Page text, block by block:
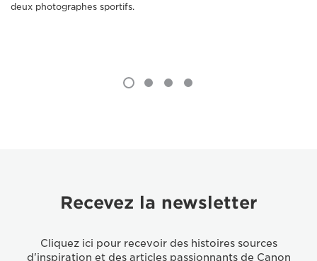
deux photographes sportifs.
Recevez la newsletter
Cliquez ici pour recevoir des histoires sources
d'inspiration et des articles passionnants de Canon